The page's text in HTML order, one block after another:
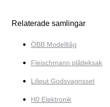
Relaterade samlingar
ÖBB Modelltåg
Fleischmann plåtleksak
Liliput Godsvagnsset
H0 Elektronik